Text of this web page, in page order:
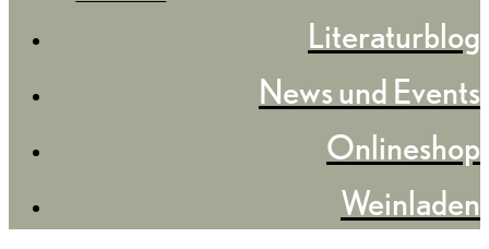
Literaturblog
News und Events
Onlineshop
Weinladen